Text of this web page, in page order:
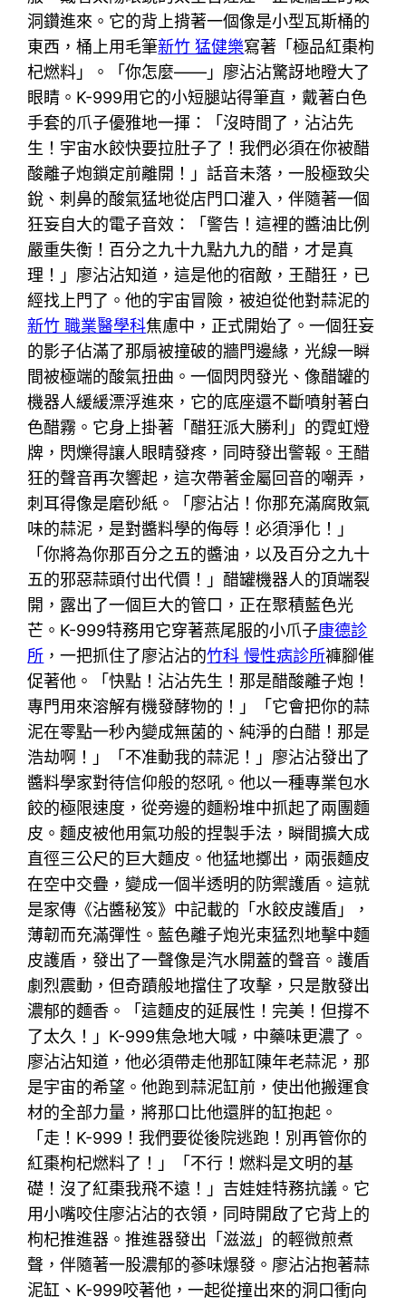
洞鑽進來。它的背上揹著一個像是小型瓦斯桶的
東西，桶上用毛筆新竹 猛健樂寫著「極品紅棗枸
杞燃料」。「你怎麼——」廖沾沾驚訝地瞪大了
眼睛。K-999用它的小短腿站得筆直，戴著白色
手套的爪子優雅地一揮：「沒時間了，沾沾先
生！宇宙水餃快要拉肚子了！我們必須在你被醋
酸離子炮鎖定前離開！」話音未落，一股極致尖
銳、刺鼻的酸氣猛地從店門口灌入，伴隨著一個
狂妄自大的電子音效：「警告！這裡的醬油比例
嚴重失衡！百分之九十九點九九的醋，才是真
理！」廖沾沾知道，這是他的宿敵，王醋狂，已
經找上門了。他的宇宙冒險，被迫從他對蒜泥的
新竹 職業醫學科焦慮中，正式開始了。一個狂妄
的影子佔滿了那扇被撞破的牆門邊緣，光線一瞬
間被極端的酸氣扭曲。一個閃閃發光、像醋罐的
機器人緩緩漂浮進來，它的底座還不斷噴射著白
色醋霧。它身上掛著「醋狂派大勝利」的霓虹燈
牌，閃爍得讓人眼睛發疼，同時發出警報。王醋
狂的聲音再次響起，這次帶著金屬回音的嘲弄，
刺耳得像是磨砂紙。「廖沾沾！你那充滿腐敗氣
味的蒜泥，是對醬料學的侮辱！必須淨化！」
「你將為你那百分之五的醬油，以及百分之九十
五的邪惡蒜頭付出代價！」醋罐機器人的頂端裂
開，露出了一個巨大的管口，正在聚積藍色光
芒。K-999特務用它穿著燕尾服的小爪子康德診
所 ，一把抓住了廖沾沾的竹科 慢性病診所褲腳催
促著他。「快點！沾沾先生！那是醋酸離子炮！
專門用來溶解有機發酵物的！」「它會把你的蒜
泥在零點一秒內變成無菌的、純淨的白醋！那是
浩劫啊！」「不准動我的蒜泥！」廖沾沾發出了
醬料學家對待信仰般的怒吼。他以一種專業包水
餃的極限速度，從旁邊的麵粉堆中抓起了兩團麵
皮。麵皮被他用氣功般的捏製手法，瞬間擴大成
直徑三公尺的巨大麵皮。他猛地擲出，兩張麵皮
在空中交疊，變成一個半透明的防禦護盾。這就
是家傳《沾醬秘笈》中記載的「水餃皮護盾」，
薄韌而充滿彈性。藍色離子炮光束猛烈地擊中麵
皮護盾，發出了一聲像是汽水開蓋的聲音。護盾
劇烈震動，但奇蹟般地擋住了攻擊，只是散發出
濃郁的麵香。「這麵皮的延展性！完美！但撐不
了太久！」K-999焦急地大喊，中藥味更濃了。
廖沾沾知道，他必須帶走他那缸陳年老蒜泥，那
是宇宙的希望。他跑到蒜泥缸前，使出他搬運食
材的全部力量，將那口比他還胖的缸抱起。
「走！K-999！我們要從後院逃跑！別再管你的
紅棗枸杞燃料了！」「不行！燃料是文明的基
礎！沒了紅棗我飛不遠！」吉娃娃特務抗議。它
用小嘴咬住廖沾沾的衣領，同時開啟了它背上的
枸杞推進器。推進器發出「滋滋」的輕微煎煮
聲，伴隨著一股濃郁的蔘味爆發。廖沾沾抱著蒜
泥缸、K-999咬著他，一起從撞出來的洞口衝向